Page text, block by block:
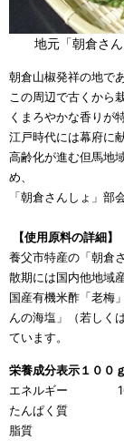
地元「朝倉さ
朝倉山椒発祥の地で
この周辺で古くから
くまろやかな香りが
江戸時代には幕府に
高齢化が進む但馬地
め、
「朝倉さんしょ」部
【使用原料の詳細】
養父市特産の「朝倉
散期には国内他地域
国産有機米酢「老梅
んの海塩」（若しく
ています。
栄養成分表示１００
エネルギー
たんぱく質
脂質